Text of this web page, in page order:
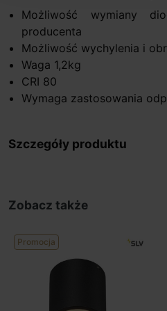
Możliwość wymiany
producenta
Możliwość wychylenia i
Waga 1,2kg
CRI 80
Wymaga zastosowania
Szczegóły produktu
Zobacz także
Promocja